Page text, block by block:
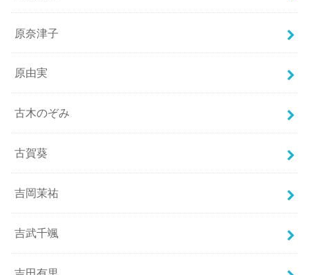
原奈津子
原由実
古木のぞみ
古賀葵
吉岡茉祐
吉武千颯